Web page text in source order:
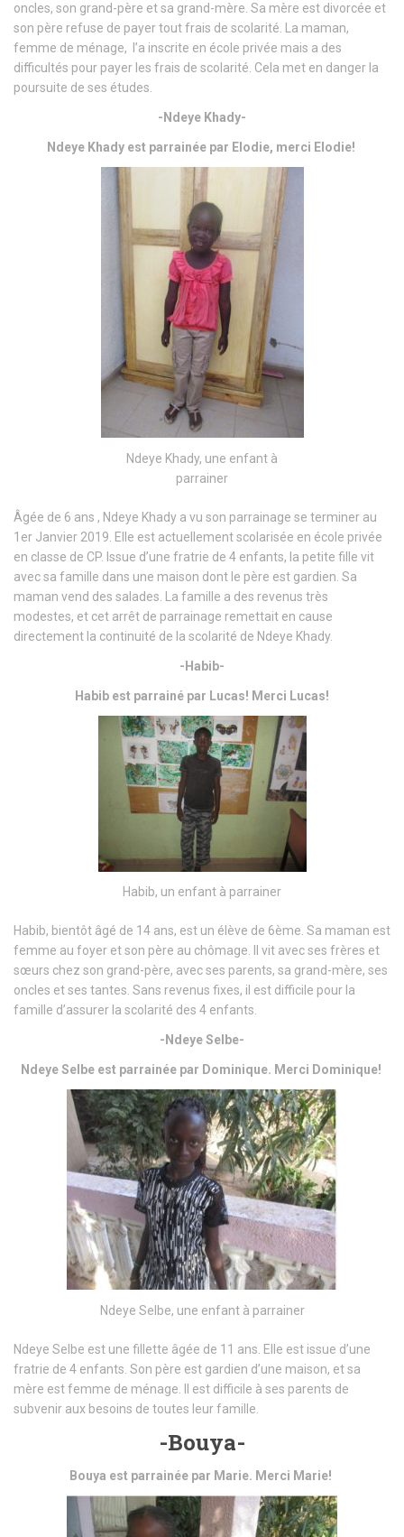
oncles, son grand-père et sa grand-mère. Sa mère est divorcée et
son père refuse de payer tout frais de scolarité. La maman,
femme de ménage, l’a inscrite en école privée mais a des
difficultés pour payer les frais de scolarité. Cela met en danger la
poursuite de ses études.
-Ndeye Khady-
Ndeye Khady est parrainée par Elodie, merci Elodie!
Ndeye Khady, une enfant à
parrainer
Âgée de 6 ans , Ndeye Khady a vu son parrainage se terminer au
1er Janvier 2019. Elle est actuellement scolarisée en école privée
en classe de CP. Issue d’une fratrie de 4 enfants, la petite fille vit
avec sa famille dans une maison dont le père est gardien. Sa
maman vend des salades. La famille a des revenus très
modestes, et cet arrêt de parrainage remettait en cause
directement la continuité de la scolarité de Ndeye Khady.
-Habib-
Habib est parrainé par Lucas! Merci Lucas!
Habib, un enfant à parrainer
Habib, bientôt âgé de 14 ans, est un élève de 6ème. Sa maman est
femme au foyer et son père au chômage. Il vit avec ses frères et
sœurs chez son grand-père, avec ses parents, sa grand-mère, ses
oncles et ses tantes. Sans revenus fixes, il est difficile pour la
famille d’assurer la scolarité des 4 enfants.
-Ndeye Selbe-
Ndeye Selbe est parrainée par Dominique. Merci Dominique!
Ndeye Selbe, une enfant à parrainer
Ndeye Selbe est une fillette âgée de 11 ans. Elle est issue d’une
fratrie de 4 enfants. Son père est gardien d’une maison, et sa
mère est femme de ménage. Il est difficile à ses parents de
subvenir aux besoins de toutes leur famille.
-Bouya-
Bouya est parrainée par Marie. Merci Marie!